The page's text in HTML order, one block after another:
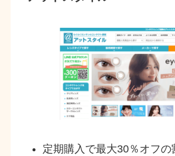
定期購入で最大30％オフの